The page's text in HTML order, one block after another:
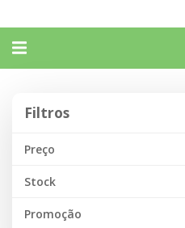
Alternar
Filtros
Preço
Stock
Promoção